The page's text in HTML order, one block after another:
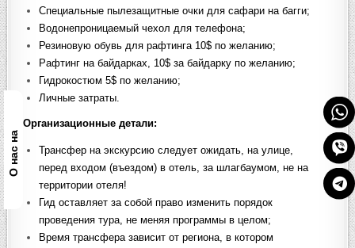
О нас на
Специальные пылезащитные очки для сафари на багги;
Водонепроницаемый чехол для телефона;
Резиновую обувь для рафтинга 10$ по желанию;
Рафтинг на байдарках, 10$ за байдарку по желанию;
Гидрокостюм 5$ по желанию;
Личные затраты.
Организационные детали:
Трансфер на экскурсию следует ожидать, на улице,
перед входом (въездом) в отель, за шлагбаумом, не на
территории отеля!
Гид оставляет за собой право изменить порядок
проведения тура, не меняя программы в целом;
Время трансфера зависит от региона, в котором